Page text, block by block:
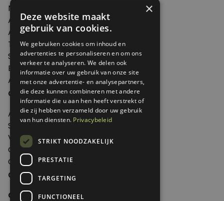
Nieuws
Artikelen
Agenda
Thema's
Shop
Edities
Abonneren
Over Genoeg
Adverteren
Samenwerken
Verkooppunten
Over Genoeg
Contact
Contactgegevens
Genoeg
×
Deze website maakt
gebruik van cookies.
We gebruiken cookies om inhoud en
advertenties te personaliseren en om ons
verkeer te analyseren. We delen ook
informatie over uw gebruik van onze site
met onze advertentie- en analysepartners,
die deze kunnen combineren met andere
informatie die u aan hen heeft verstrekt of
die zij hebben verzameld door uw gebruik
van hun diensten. Privacybeleid
STRIKT NOODZAKELIJK
PRESTATIE
TARGETING
FUNCTIONEEL